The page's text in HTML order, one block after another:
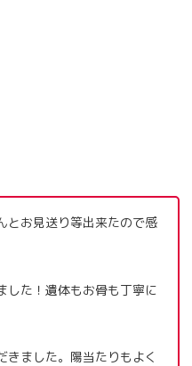
とお見送り等出来たので感
した！遺体もお骨も丁寧に
きました。陽当たりもよく